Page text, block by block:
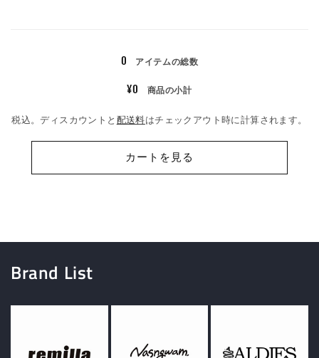
0 アイテムの総数
¥0 商品の小計
税込。ディスカウントと 配送料はチェックアウト時に計算されます。
カートを見る
Brand List